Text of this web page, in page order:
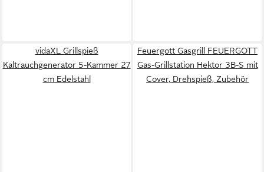
vidaXL Grillspieß
Kaltrauchgenerator 5-Kammer 27
cm Edelstahl
Feuergott Gasgrill FEUERGOTT
Gas-Grillstation Hektor 3B-S mit
Cover, Drehspieß, Zubehör